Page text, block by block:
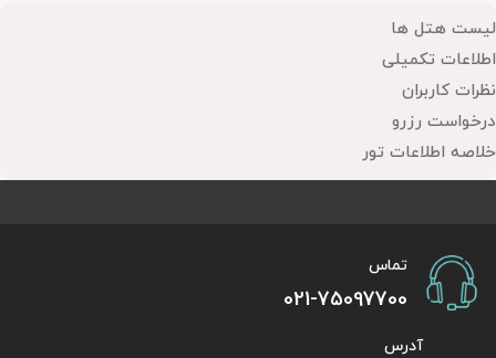
لیست هتل ها
اطلاعات تکمیلی
نظرات کاربران
درخواست رزرو
خلاصه اطلاعات تور
تماس
021-75097700
آدرس